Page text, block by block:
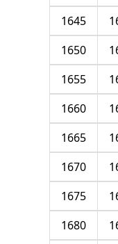
1645
1650
1655
1660
1665
1670
1675
1680